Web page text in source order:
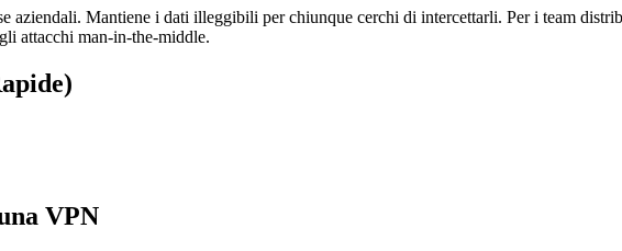
aziendali. Mantiene i dati illeggibili per chiunque cerchi di intercettarli. Per i team
attacchi man-in-the-middle.
VPN